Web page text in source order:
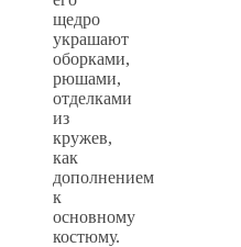
щедро
украшают
оборками,
рюшами,
отделками
из
кружев,
как
дополнением
к
основному
костюму.